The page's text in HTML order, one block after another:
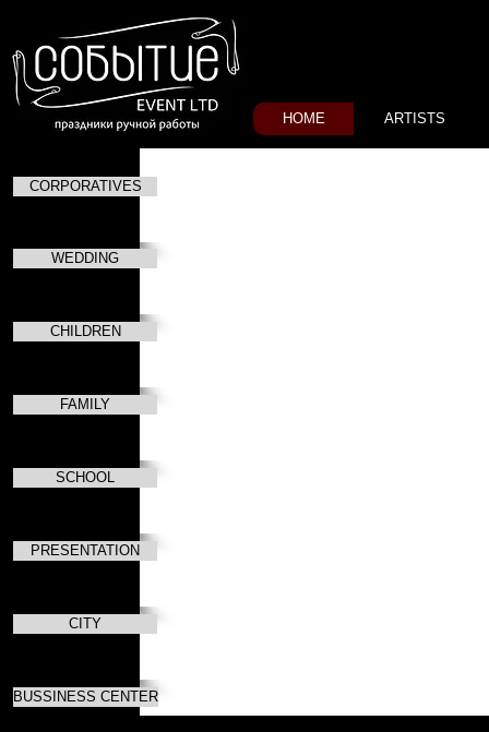
HOME ARTISTS
CORPORATIVES
WEDDING
CHILDREN
FAMILY
SCHOOL
PRESENTATION
CITY
BUSSINESS CENTER